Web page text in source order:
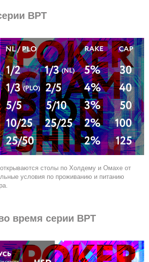
BPT
столы по Холдему и Омахе от
условия по проживанию и питанию
время серии BPT